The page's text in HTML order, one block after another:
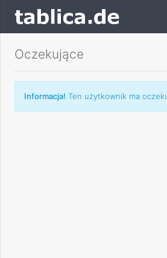
Oczekujące
Informacja! Ten użytkownik ma